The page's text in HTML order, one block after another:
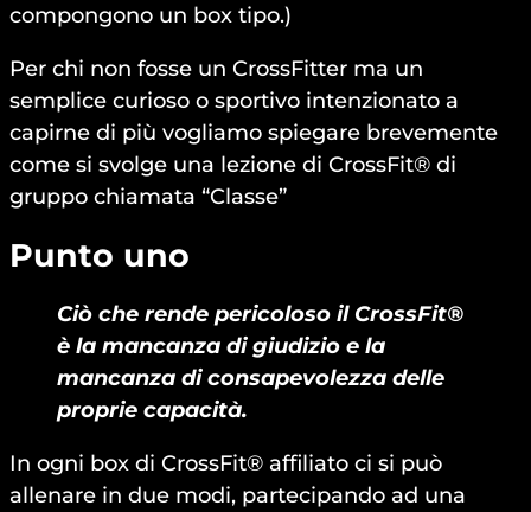
compongono un box tipo.)
Per chi non fosse un CrossFitter ma un
semplice curioso o sportivo intenzionato a
capirne di più vogliamo spiegare brevemente
come si svolge una lezione di CrossFit® di
gruppo chiamata “Classe”
Punto uno
Ciò che rende pericoloso il CrossFit®
è la mancanza di giudizio e la
mancanza di consapevolezza delle
proprie capacità.
In ogni box di CrossFit® affiliato ci si può
allenare in due modi, partecipando ad una